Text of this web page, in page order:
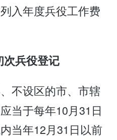
入年度兵役工作费
兵役登记
不设区的市、市辖
当于每年10月31日
当年12月31日以前